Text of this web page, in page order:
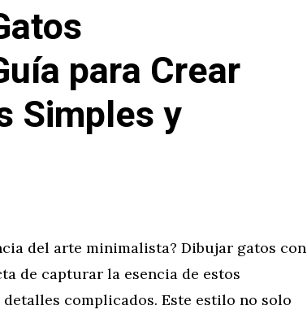
para Crear
Simples y
del arte minimalista? Dibujar gatos con
de capturar la esencia de estos
complicados. Este estilo no solo